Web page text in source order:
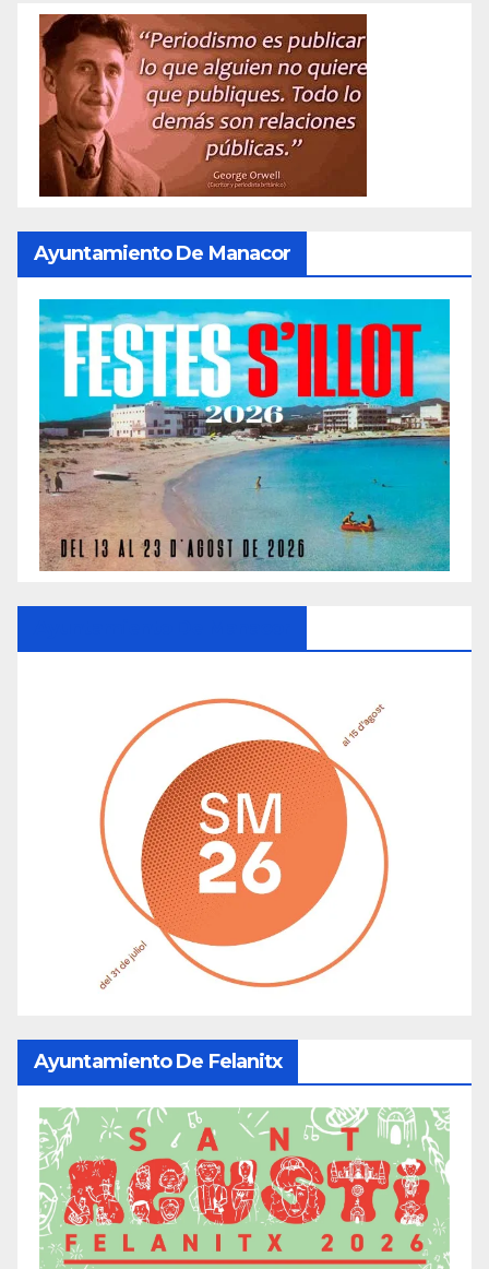
Ayuntamiento De Manacor
Ayuntamiento De Felanitx